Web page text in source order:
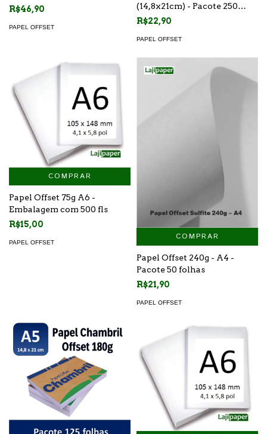
R$46,90
PAPEL OFFSET
(14,8x21cm) - Pacote 250
folhas
R$22,90
PAPEL OFFSET
COMPRAR
Papel Offset 75g A6 -
Embalagem com 500 fls
R$15,00
PAPEL OFFSET
COMPRAR
Papel Offset 240g - A4 -
Pacote 50 folhas
R$21,90
PAPEL OFFSET